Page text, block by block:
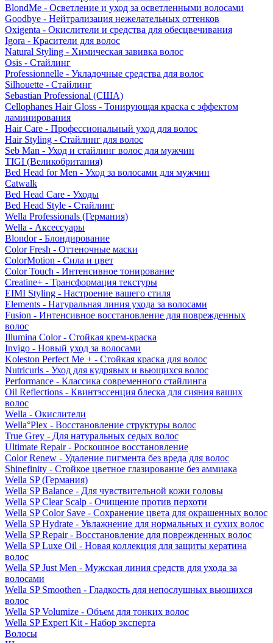
BlondMe - Осветление и уход за осветленными волосами
Goodbye - Нейтрализация нежелательных оттенков
Oxigenta - Окислители и средства для обесцвечивания
Igora - Красители для волос
Natural Styling - Химическая завивка волос
Osis - Стайлинг
Professionnelle - Укладочные средства для волос
Silhouette - Стайлинг
Sebastian Professional (США)
Cellophanes Hair Gloss - Тонирующая краска с эффектом
ламинирования
Hair Care - Профессиональный уход для волос
Hair Styling - Стайлинг для волос
Seb Man - Уход и стайлинг волос для мужчин
TIGI (Великобритания)
Bed Head for Men - Уход за волосами для мужчин
Catwalk
Bed Head Care - Уходы
Bed Head Style - Стайлинг
Wella Professionals (Германия)
Wella - Аксессуары
Blondor - Блондирование
Color Fresh - Оттеночные маски
ColorMotion - Сила и цвет
Color Touch - Интенсивное тонирование
Creatine+ - Трансформация текстуры
EIMI Styling - Настроение вашего стиля
Elements - Натуральная линия ухода за волосами
Fusion - Интенсивное восстановление для поврежденных
волос
Illumina Color - Стойкая крем-краска
Invigo - Новый уход за волосами
Koleston Perfect Me + - Стойкая краска для волос
Nutricurls - Уход для кудрявых и вьющихся волос
Performance - Классика современного стайлинга
Oil Reflections - Квинтэссенция блеска для сияния ваших
волос
Wella - Окислители
Wella°Plex - Восстановление структуры волос
True Grey - Для натуральных седых волос
Ultimate Repair - Роскошное восстановление
Color Renew - Удаление пигмента без вреда для волос
Shinefinity - Стойкое цветное глазирование без аммиака
Wella SP (Германия)
Wella SP Balance - Для чувствительной кожи головы
Wella SP Clear Scalp - Очищение против перхоти
Wella SP Color Save - Сохранение цвета для окрашенных волос
Wella SP Hydrate - Увлажнение для нормальных и сухих волос
Wella SP Repair - Восстановление для поврежденных волос
Wella SP Luxe Oil - Новая коллекция для защиты кератина
волос
Wella SP Just Men - Мужская линия средств для ухода за
волосами
Wella SP Smoothen - Гладкость для непослушных вьющихся
волос
Wella SP Volumize - Объем для тонких волос
Wella SP Expert Kit - Набор эксперта
Волосы